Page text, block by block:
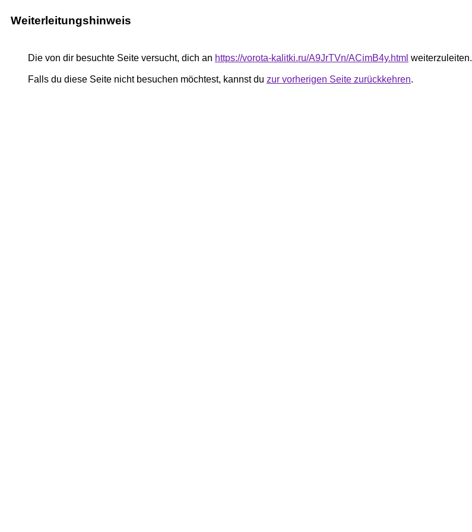
Weiterleitungshinweis
Die von dir besuchte Seite versucht, dich an https://vorota-kalitki.ru/A9JrTVn/ACimB4y.html weiterzuleiten.
Falls du diese Seite nicht besuchen möchtest, kannst du zur vorherigen Seite zurückkehren.